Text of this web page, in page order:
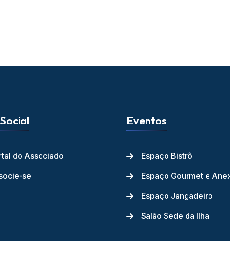
do Associado
se
Eventos
Espaço Bistrô
Espaço Gourmet e
Espaço Jangadeiro
Salão Sede da Ilha